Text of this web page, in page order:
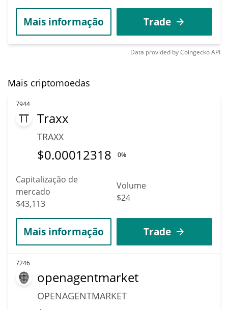
Mais informação Trade
Data provided byCoingeckoAPI
Mais criptomoedas
7944
Traxx
TRAXX
$0.00012318 0%
Capitalização de
mercado
$43,113
Volume
$24
Mais informação Trade
7246
openagentmarket
OPENAGENTMARKET